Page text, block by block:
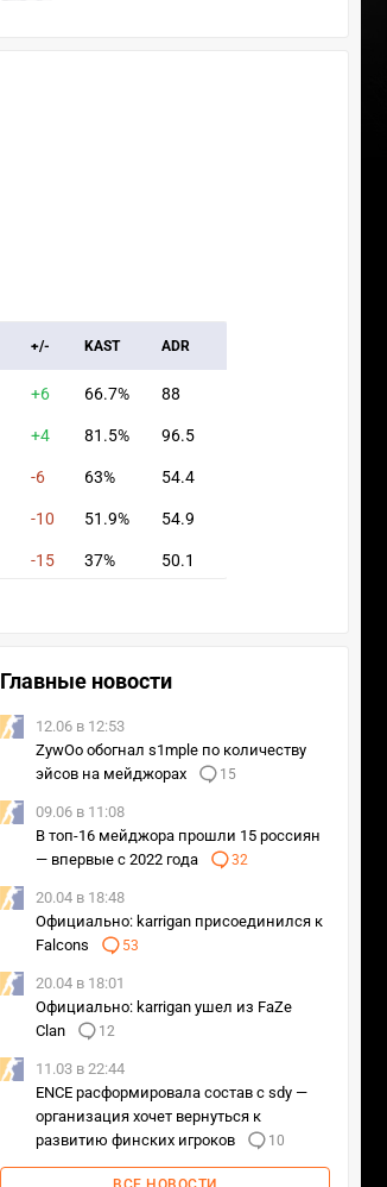
+/- KAST ADR
+6 66.7% 88
+4 81.5% 96.5
-6 63% 54.4
-10 51.9% 54.9
-15 37% 50.1
Главные новости
12.06 в 12:53
ZywOo обогнал s1mple по количеству
эйсов на мейджорах
15
09.06 в 11:08
В топ-16 мейджора прошли 15 россиян
— впервые с 2022 года
32
20.04 в 18:48
Официально: karrigan присоединился к
Falcons
53
20.04 в 18:01
Официально: karrigan ушел из FaZe
Clan
12
11.03 в 22:44
ENCE расформировала состав с sdy —
организация хочет вернуться к
развитию финских игроков
10